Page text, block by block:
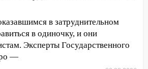
список АЗС
В Ульяновской области
опасность
в затруднительном
в одиночку, и они
Эксперты Государственного
—